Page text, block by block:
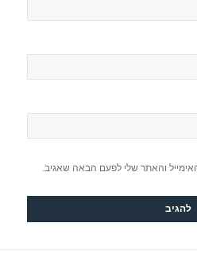
והאתר שלי לפעם הבאה שאגיב.